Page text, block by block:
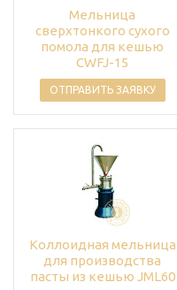
Мельница
сверхтонкого сухого
помола для кешью
CWFJ-15
ОТПРАВИТЬ ЗАЯВКУ
Коллоидная мельница
для производства
пасты из кешью JML60